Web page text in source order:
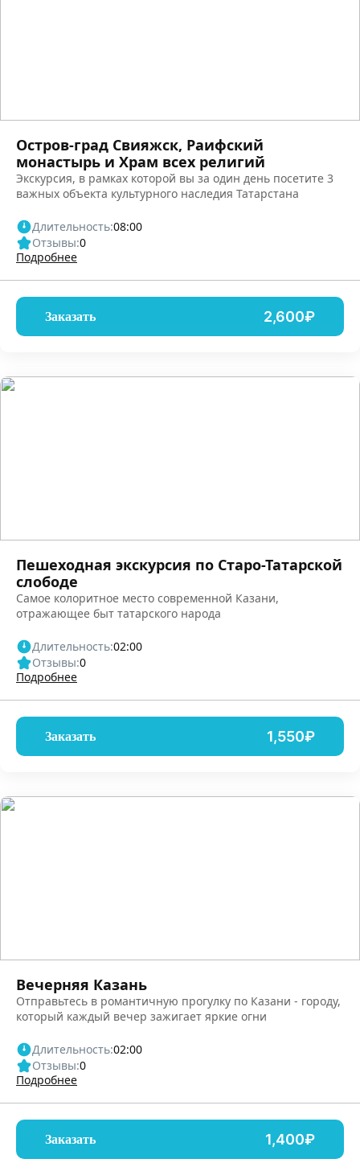
Остров-град Свияжск, Раифский
монастырь и Храм всех религий
Экскурсия, в рамках которой вы за один день посетите 3
важных объекта культурного наследия Татарстана
Длительность:08:00
Отзывы:0
Подробнее
Заказать 2,600₽
Пешеходная экскурсия по Старо-Татарской
слободе
Самое колоритное место современной Казани,
отражающее быт татарского народа
Длительность:02:00
Отзывы:0
Подробнее
Заказать 1,550₽
Вечерняя Казань
Отправьтесь в романтичную прогулку по Казани - городу,
который каждый вечер зажигает яркие огни
Длительность:02:00
Отзывы:0
Подробнее
Заказать 1,400₽